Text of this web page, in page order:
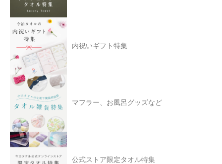
内祝いギフト特集
マフラー、お風呂グッズなど
公式ストア限定タオル特集